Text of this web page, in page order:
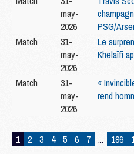
may-
2026
PSG/
Match
31-
may-
2026
Le
Khelaïfi
Match
31-
may-
2026
«
rend
1 2 3 4 5 6 7 ... 196